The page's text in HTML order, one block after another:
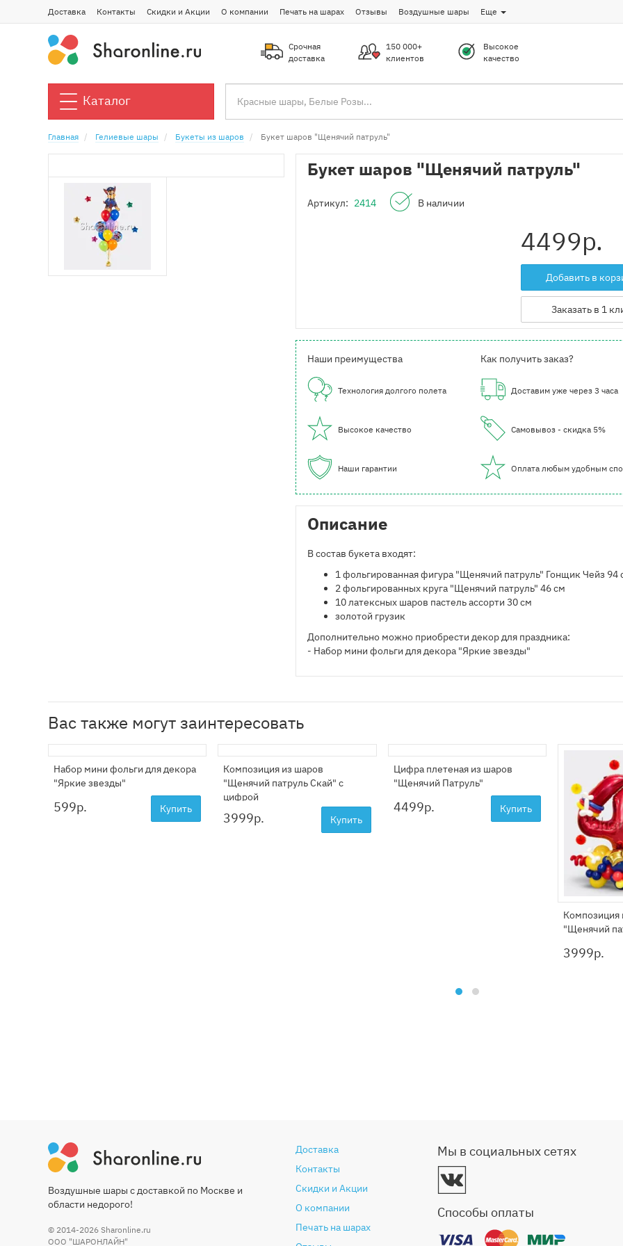
Доставка Контакты Скидки и Акции О компании Печать на шарах Отзывы Воздушные шары Еще
Срочная
доставка
150 000+
клиентов
Высокое
качество
Каталог
Главная Гелиевые шары Букеты из шаров Букет шаров "Щенячий патруль"
Букет шаров "Щенячий патруль"
Артикул: 2414 В наличии
4499р.
Добавить в
Заказать в 1
Наши преимущества
Технология долгого полета
Высокое качество
Наши гарантии
Как получить заказ?
Доставим уже через 3 часа
Самовывоз - скидка 5%
Оплата любым удобным
Описание
В состав букета входят:
1 фольгированная фигура "Щенячий патруль" Гонщик Чейз 94
2 фольгированных круга "Щенячий патруль" 46 см
10 латексных шаров пастель ассорти 30 см
золотой грузик
Дополнительно можно приобрести декор для праздника:
- Набор мини фольги для декора "Яркие звезды"
Вас также могут заинтересовать
Набор мини фольги для декора
"Яркие звезды"
599р. Купить
Композиция из шаров
"Щенячий патруль Скай" с
цифрой
3999р. Купить
Цифра плетеная из шаров
"Щенячий Патруль"
4499р. Купить
Композиция
"Щенячий
3999р.
Воздушные шары с доставкой по Москве и
области недорого!
© 2014-2026 Sharonline.ru
ООО "ШАРОНЛАЙН"
Доставка
Контакты
Скидки и Акции
О компании
Печать на шарах
Мы в социальных сетях
Способы оплаты